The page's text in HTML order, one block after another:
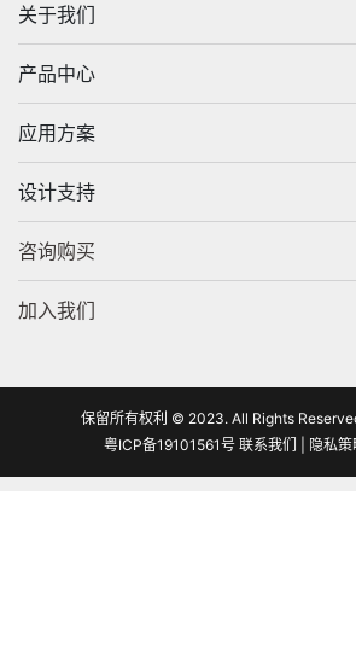
关于我们
产品中心
应用方案
设计支持
咨询购买
加入我们
保留所有权利 © 2023. All Rights
粤ICP备19101561号 联系我们 隐私策